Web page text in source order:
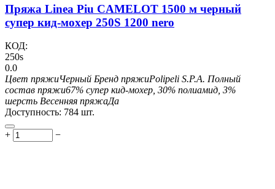
Пряжа Linea Piu CAMELOT 1500 м черный
супер кид-мохер 250S 1200 nero
КОД:
250s
0.0
Цвет пряжиЧерный Бренд пряжиPolipeli S.P.A. Полный
состав пряжи67% супер кид-мохер, 30% полиамид, 3%
шерсть Весенняя пряжаДа
Доступность: 784 шт.
+ −